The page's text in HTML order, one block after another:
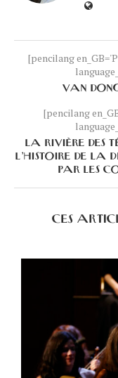
[pencilang
VAN
[pencilang
LA RIVIÈRE DES
L’HISTOIRE DE LA
PAR LES
CES